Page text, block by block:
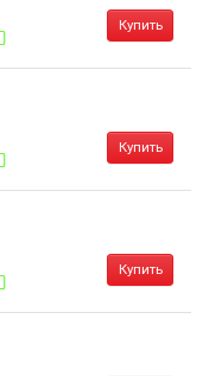
Купить
Купить
Купить